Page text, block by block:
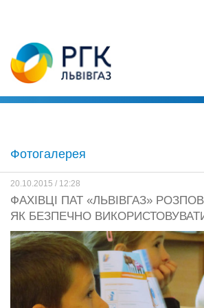
Фотогалерея
20.10.2015 / 12:28
ФАХІВЦІ ПАТ «ЛЬВІВГАЗ»
ЯК БЕЗПЕЧНО